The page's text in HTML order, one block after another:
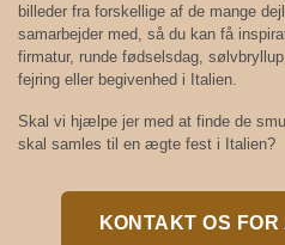
billeder fra forskellige af de mange
samarbejder med, så du kan få
firmatur, runde fødselsdag,
fejring eller begivenhed i Italien.
Skal vi hjælpe jer med at finde de
skal samles til en ægte fest i Italien?
KONTAKT OS